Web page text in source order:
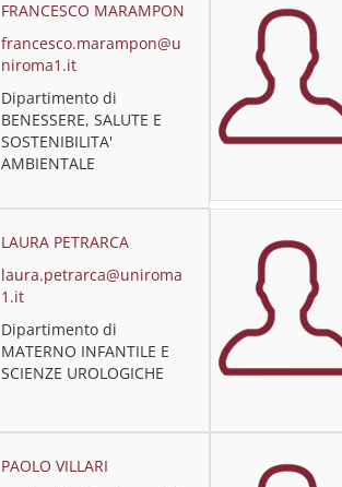
FRANCESCO MARAMPON
francesco.marampon@u
niroma1.it
Dipartimento di
BENESSERE, SALUTE E
SOSTENIBILITA'
AMBIENTALE
LAURA PETRARCA
laura.petrarca@uniroma
1.it
Dipartimento di
MATERNO INFANTILE E
SCIENZE UROLOGICHE
PAOLO VILLARI